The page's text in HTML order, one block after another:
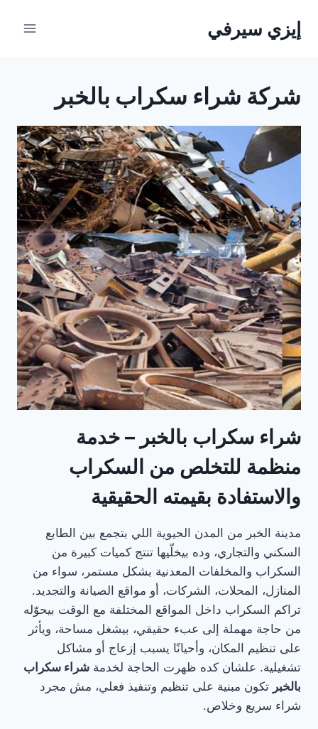
إيزي سيرفي
شركة شراء سكراب بالخبر
شراء سكراب بالخبر – خدمة
منظمة للتخلص من السكراب
والاستفادة بقيمته الحقيقية
مدينة الخبر من المدن الحيوية اللي بتجمع بين الطابع
السكني والتجاري، وده بيخلّيها تنتج كميات كبيرة من
السكراب والمخلفات المعدنية بشكل مستمر، سواء من
المنازل، المحلات، الشركات، أو مواقع الصيانة والتجديد.
تراكم السكراب داخل المواقع المختلفة مع الوقت بيحوّله
من حاجة مهملة إلى عبء حقيقي، بيشغل مساحة، ويأثر
على تنظيم المكان، وأحيانًا يسبب إزعاج أو مشاكل
تشغيلية. علشان كده ظهرت الحاجة لخدمة شراء سكراب
بالخبر تكون مبنية على تنظيم وتنفيذ فعلي، مش مجرد
شراء سريع وخلاص.